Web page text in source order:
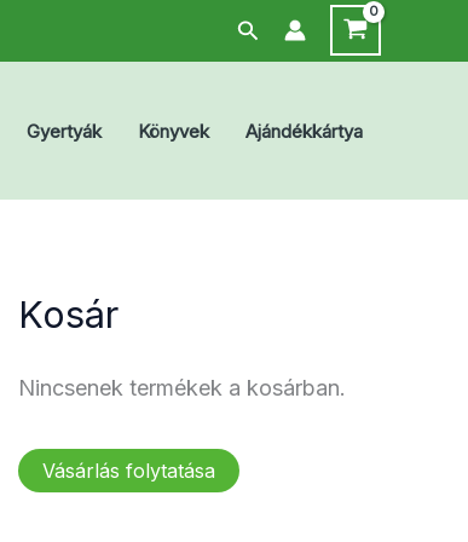
Search
Gyertyák Könyvek Ajándékkártya
Kosár
Nincsenek termékek a kosárban.
Vásárlás folytatása